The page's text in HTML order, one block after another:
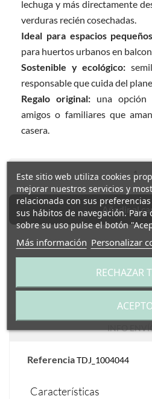
lechuga y más directamente
verduras recién cosechadas.
Ideal para espacios
para huertos urbanos en
Sostenible y ecológico:
responsable que cuida del
Regalo original: una opción
amigos o familiares que
casera.
–
Añadir al
DETALLES DEL
INFO
ReferenciaTDJ_1004044
Características
Este sitio web utiliza cookies
mejorar nuestros servicios y
relacionada con sus
sus hábitos de navegación.
sobre su uso pulse el botón
Más información Personalizar
RECHAZAR